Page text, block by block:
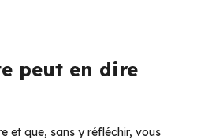
peut en dire
et que, sans y réfléchir, vous